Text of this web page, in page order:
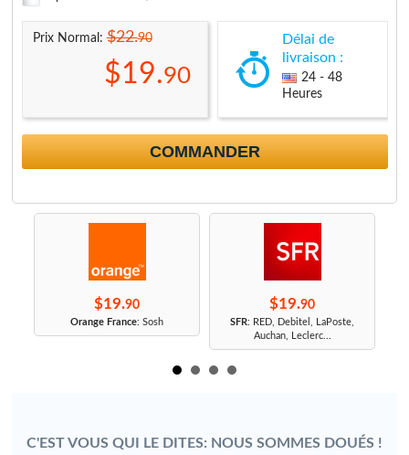
Prix Normal:$22.90
$19.90
Délai de
livraison :
24 - 48
Heures
COMMANDER
$19.90
Orange France: Sosh
$19.90
SFR: RED, Debitel, LaPoste,
Auchan, Leclerc...
C'EST VOUS QUI LE DITES: NOUS SOMMES DOUÉS !